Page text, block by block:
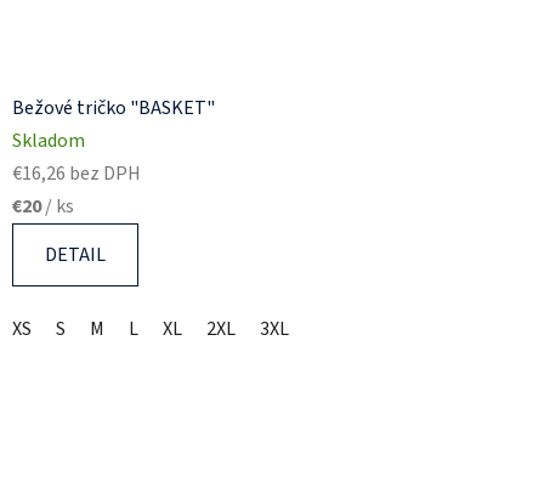
Bežové tričko "BASKET"
Skladom
€16,26 bez DPH
€20/ ks
DETAIL
XS S M L XL 2XL 3XL